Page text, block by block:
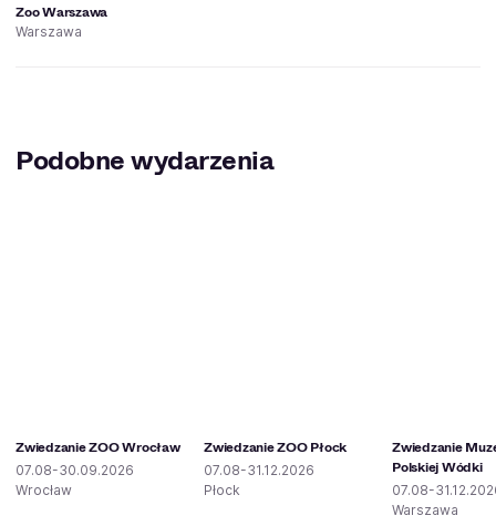
Zoo Warszawa
Warszawa
Podobne wydarzenia
Zwiedzanie ZOO Wrocław
07.08-30.09.2026
Wrocław
Zwiedzanie ZOO Płock
07.08-31.12.2026
Płock
Zwiedzanie
Polskiej Wódki
07.08-
Warszawa